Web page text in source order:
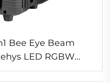
Bee Eye Beam
LED RGBW